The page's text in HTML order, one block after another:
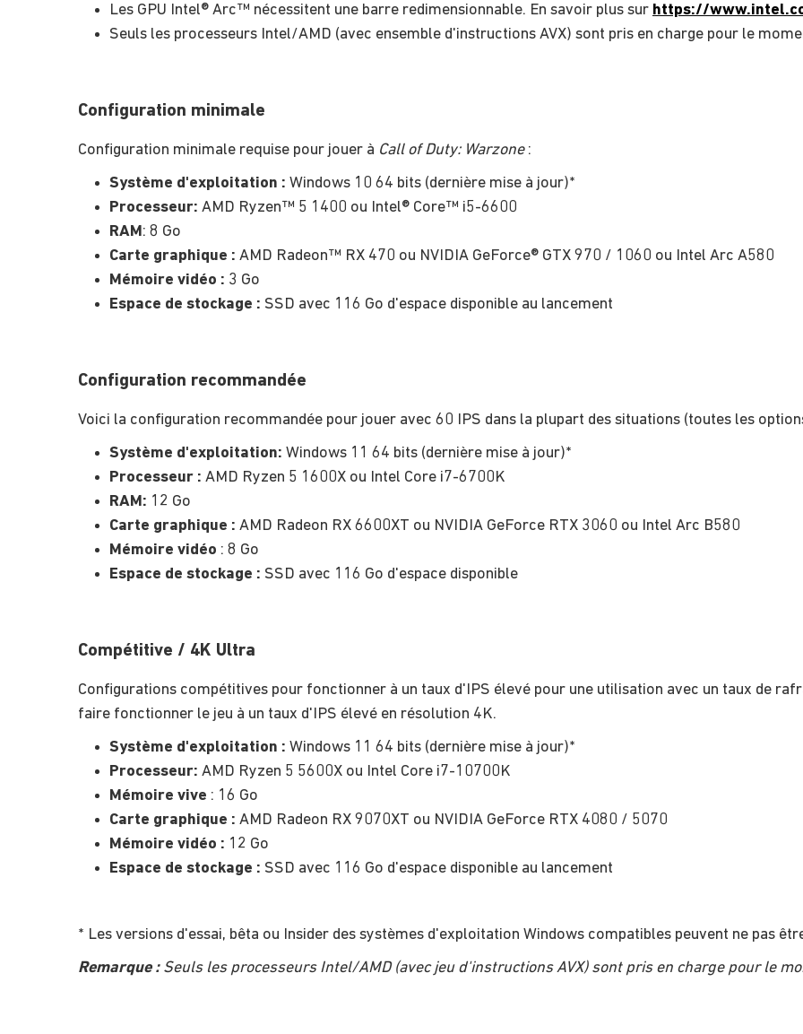
Les GPU Intel® Arc™ nécessitent une barre redimensionnable. En savoir plus sur https://
Seuls les processeurs Intel/AMD (avec ensemble d'instructions AVX) sont pris en charge pour le
Configuration minimale
Configuration minimale requise pour jouer à Call of Duty: Warzone :
Système d'exploitation : Windows 10 64 bits (dernière mise à jour)*
Processeur: AMD Ryzen™ 5 1400 ou Intel® Core™ i5-6600
RAM: 8 Go
Carte graphique : AMD Radeon™ RX 470 ou NVIDIA GeForce® GTX 970 / 1060 ou Intel Arc A580
Mémoire vidéo : 3 Go
Espace de stockage : SSD avec 116 Go d'espace disponible au lancement
Configuration recommandée
Voici la configuration recommandée pour jouer avec 60 IPS dans la plupart des situations (toutes les
Système d'exploitation: Windows 11 64 bits (dernière mise à jour)*
Processeur : AMD Ryzen 5 1600X ou Intel Core i7-6700K
RAM: 12 Go
Carte graphique : AMD Radeon RX 6600XT ou NVIDIA GeForce RTX 3060 ou Intel Arc B580
Mémoire vidéo : 8 Go
Espace de stockage : SSD avec 116 Go d'espace disponible
Compétitive / 4K Ultra
Configurations compétitives pour fonctionner à un taux d'IPS élevé pour une utilisation avec un taux de
faire fonctionner le jeu à un taux d'IPS élevé en résolution 4K.
Système d'exploitation : Windows 11 64 bits (dernière mise à jour)*
Processeur: AMD Ryzen 5 5600X ou Intel Core i7-10700K
Mémoire vive : 16 Go
Carte graphique : AMD Radeon RX 9070XT ou NVIDIA GeForce RTX 4080 / 5070
Mémoire vidéo : 12 Go
Espace de stockage : SSD avec 116 Go d'espace disponible au lancement
* Les versions d'essai, bêta ou Insider des systèmes d'exploitation Windows compatibles peuvent ne pas
Remarque :Seuls les processeurs Intel/AMD (avec jeu d'instructions AVX) sont pris en charge pour le